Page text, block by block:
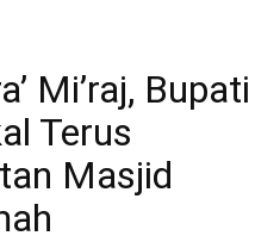
Mi’raj, Bupati
Terus
Masjid